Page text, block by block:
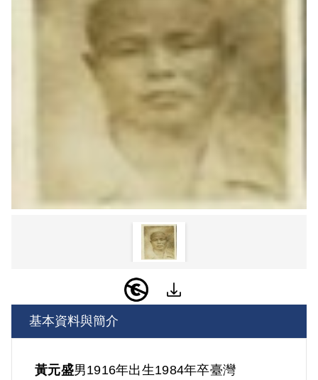
意見信箱
基本資料與簡介
黃元盛男1916年出生1984年卒臺灣